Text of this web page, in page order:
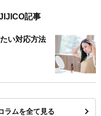
記事
い対応方法
ラムを全て見る